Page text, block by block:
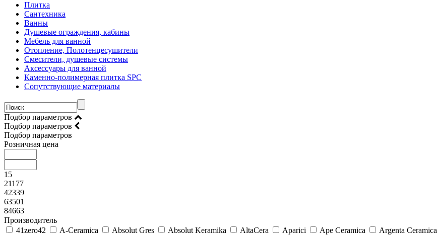
Плитка
Сантехника
Ванны
Душевые ограждения, кабины
Мебель для ванной
Отопление, Полотенцесушители
Смесители, душевые системы
Аксессуары для ванной
Каменно-полимерная плитка SPC
Сопутствующие материалы
Подбор параметров
Подбор параметров
Подбор параметров
Розничная цена
15
21177
42339
63501
84663
Производитель
41zero42
A-Ceramica Absolut Gres Absolut Keramika AltaCera Aparici Ape Ceramica Argenta Ceramica